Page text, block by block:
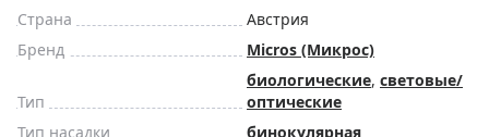
Страна
Австрия
Бренд
Micros (Микрос)
Тип
биологические, световые/
оптические
Тип насадки
бинокулярная